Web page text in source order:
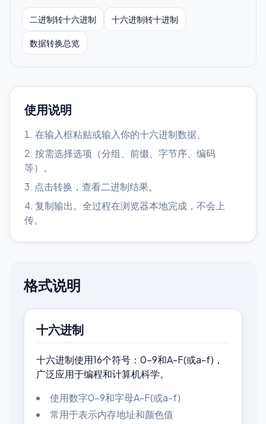
二进制转十六进制 十六进制转十进制
数据转换总览
使用说明
在输入框粘贴或输入你的十六进制数据。
按需选择选项（分组、前缀、字节序、编码
等）。
点击转换，查看二进制结果。
复制输出。全过程在浏览器本地完成，不会上
传。
格式说明
十六进制
十六进制使用16个符号：0-9和A-F(或a-f)，
广泛应用于编程和计算机科学。
使用数字0-9和字母A-F(或a-f)
常用于表示内存地址和颜色值